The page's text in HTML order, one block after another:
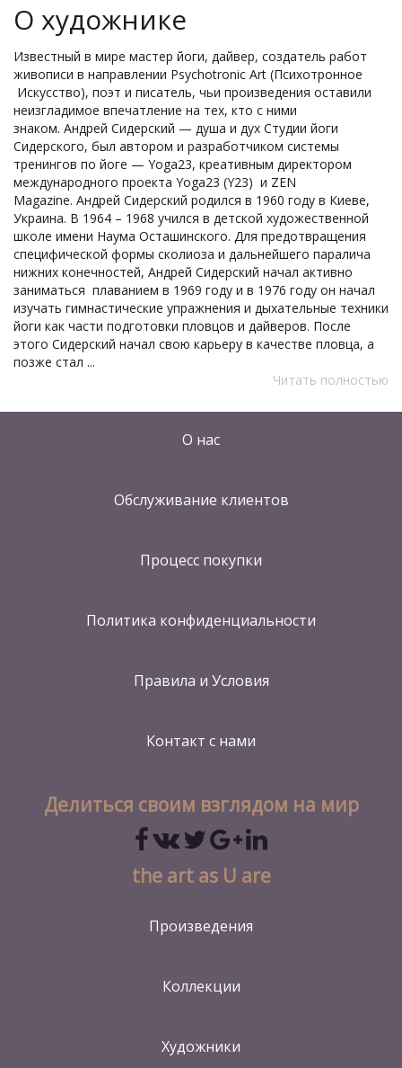
О художнике
Известный в мире мастер йоги, дайвер, создатель работ
живописи в направлении Psychotronic Art (Психотронное
Искусство), поэт и писатель, чьи произведения оставили
неизгладимое впечатление на тех, кто с ними
знаком. Андрей Сидерский — душа и дух Студии йоги
Сидерского, был автором и разработчиком системы
тренингов по йоге — Yoga23, креативным директором
международного проекта Yoga23 (Y23) и ZEN
Magazine. Андрей Сидерский родился в 1960 году в Киеве,
Украина. В 1964 – 1968 учился в детской художественной
школе имени Наума Осташинского. Для предотвращения
специфической формы сколиоза и дальнейшего паралича
нижних конечностей, Андрей Сидерский начал активно
заниматься плаванием в 1969 году и в 1976 году он начал
изучать гимнастические упражнения и дыхательные техники
йоги как части подготовки пловцов и дайверов. После
этого Сидерский начал свою карьеру в качестве пловца, а
позже стал ...
Читать полностью
О нас
Обслуживание клиентов
Процесс покупки
Политика конфиденциальности
Правила и Условия
Контакт с нами
Делиться своим взглядом на мир
the art as U are
Произведения
Коллекции
Художники